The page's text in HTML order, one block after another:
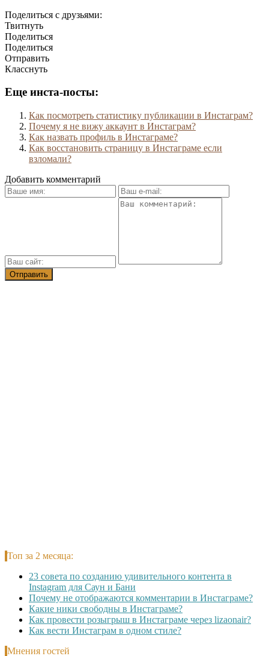
Поделиться с друзьями:
Твитнуть
Поделиться
Поделиться
Отправить
Класснуть
Еще инста-посты:
Как посмотреть статистику публикации в Инстаграм?
Почему я не вижу аккаунт в Инстаграм?
Как назвать профиль в Инстаграме?
Как восстановить страницу в Инстаграме если
взломали?
Добавить комментарий
Топ за 2 месяца:
23 совета по созданию удивительного контента в
Instagram для Саун и Бани
Почему не отображаются комментарии в Инстаграме?
Какие ники свободны в Инстаграме?
Как провести розыгрыш в Инстаграме через lizaonair?
Как вести Инстаграм в одном стиле?
Мнения гостей